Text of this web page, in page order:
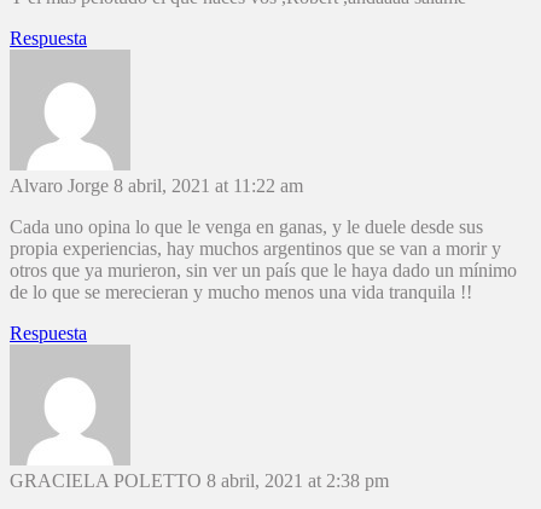
Respuesta
Alvaro Jorge 8 abril, 2021 at 11:22 am
Cada uno opina lo que le venga en ganas, y le duele desde sus
propia experiencias, hay muchos argentinos que se van a morir y
otros que ya murieron, sin ver un país que le haya dado un mínimo
de lo que se merecieran y mucho menos una vida tranquila !!
Respuesta
GRACIELA POLETTO 8 abril, 2021 at 2:38 pm